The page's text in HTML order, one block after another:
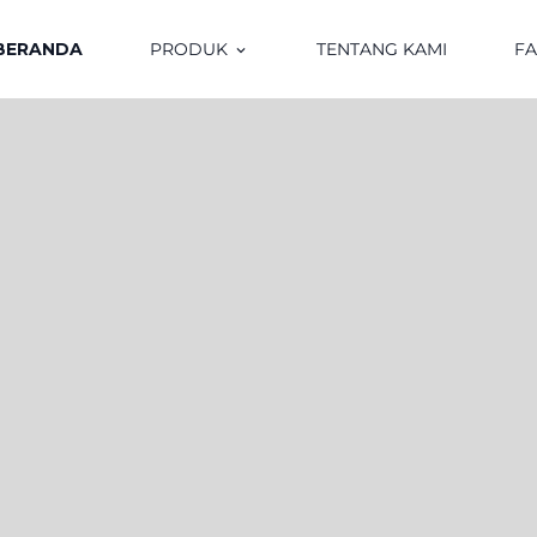
PRODUK keyboard_arrow_down TENTANG KAMI